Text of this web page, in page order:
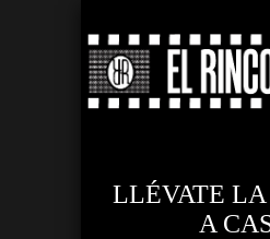
LLÉVATE
A